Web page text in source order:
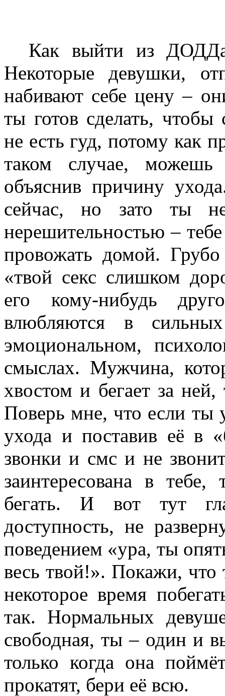
Как выйти из
Некоторые девушки,
набивают себе цену –
ты готов сделать, чтобы
не есть гуд, потому как
таком случае,
объяснив причину
сейчас, но зато ты
нерешительностью –
провожать домой.
«твой секс слишком
его кому-нибудь
влюбляются в
эмоциональном,
смыслах. Мужчина,
хвостом и бегает за
Поверь мне, что если ты
ухода и поставив её в
звонки и смс и не
заинтересована в
бегать. И вот тут
доступность, не
поведением «ура, ты
весь твой!». Покажи, что
некоторое время
так. Нормальных
свободная, ты – один и
только когда она
прокатят, бери её всю.